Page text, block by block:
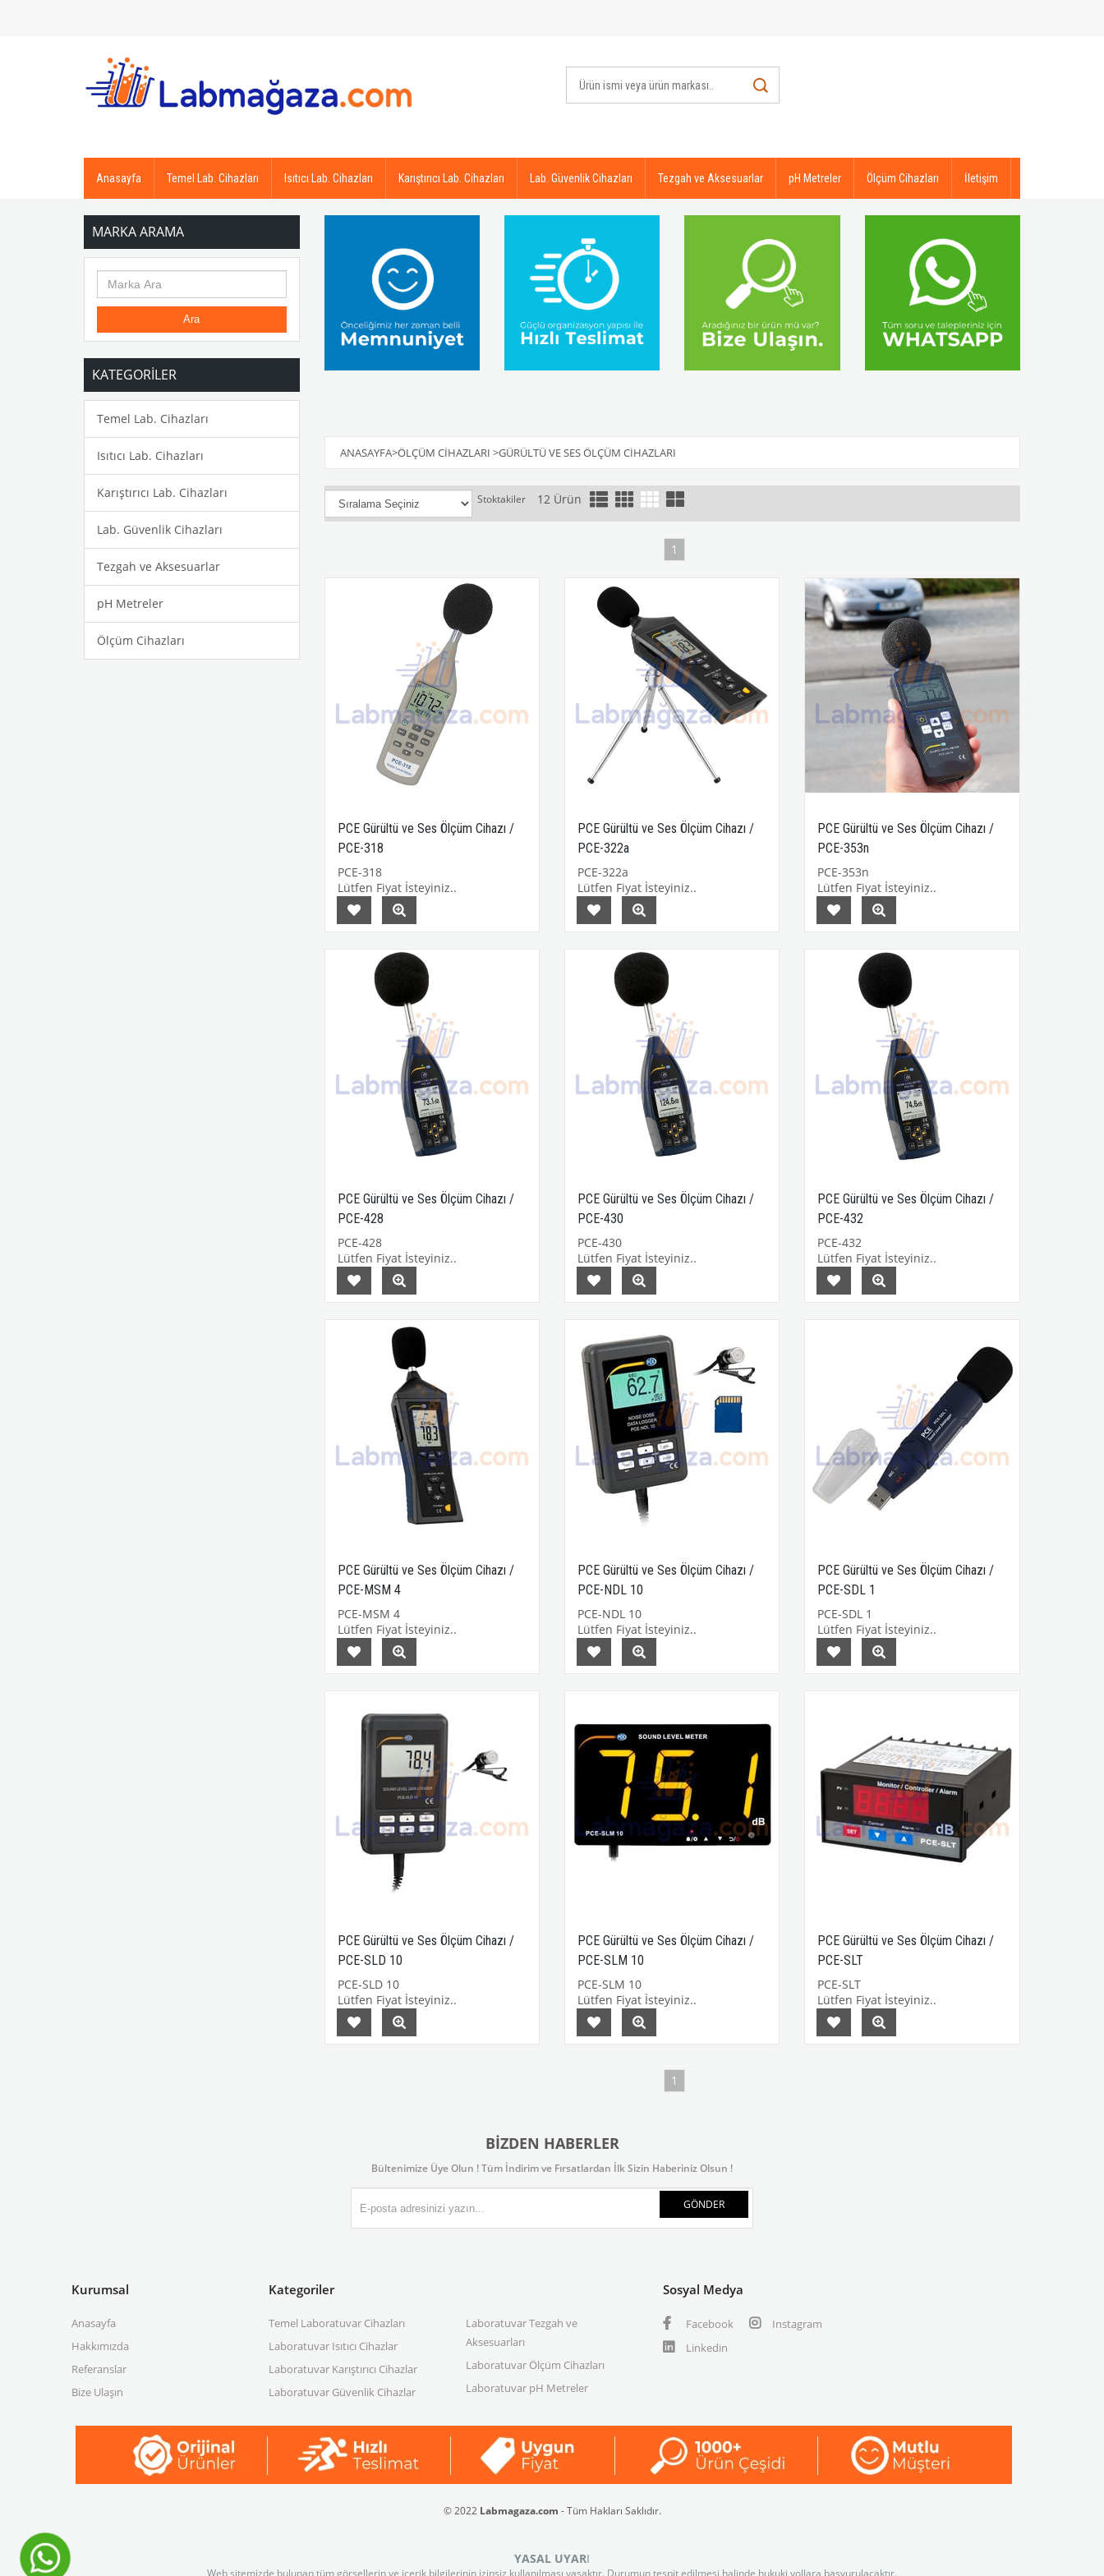
Anasayfa Temel Lab. Cihazları Isıtıcı Lab. Cihazları Karıştırıcı Lab. Cihazları Lab. Güvenlik Cihazları Tezgah ve Aksesuarlar pH Metreler Ölçüm Cihazları İletişim
MARKA ARAMA
Ara
KATEGORİLER
Temel Lab. Cihazları
Isıtıcı Lab. Cihazları
Karıştırıcı Lab. Cihazları
Lab. Güvenlik Cihazları
Tezgah ve Aksesuarlar
pH Metreler
Ölçüm Cihazları
ANASAYFA>ÖLÇÜM CIHAZLARI >GÜRÜLTÜ VE SES ÖLÇÜM CIHAZLARI
Stoktakiler 12 Ürün
1
PCE Gürültü ve Ses Ölçüm Cihazı /
PCE-318
PCE-318
Lütfen Fiyat İsteyiniz..
PCE Gürültü ve Ses Ölçüm Cihazı /
PCE-322a
PCE-322a
Lütfen Fiyat İsteyiniz..
PCE Gürültü ve Ses Ölçüm Cihazı /
PCE-353n
PCE-353n
Lütfen Fiyat İsteyiniz..
PCE Gürültü ve Ses Ölçüm Cihazı /
PCE-428
PCE-428
Lütfen Fiyat İsteyiniz..
PCE Gürültü ve Ses Ölçüm Cihazı /
PCE-430
PCE-430
Lütfen Fiyat İsteyiniz..
PCE Gürültü ve Ses Ölçüm Cihazı /
PCE-432
PCE-432
Lütfen Fiyat İsteyiniz..
PCE Gürültü ve Ses Ölçüm Cihazı /
PCE-MSM 4
PCE-MSM 4
Lütfen Fiyat İsteyiniz..
PCE Gürültü ve Ses Ölçüm Cihazı /
PCE-NDL 10
PCE-NDL 10
Lütfen Fiyat İsteyiniz..
PCE Gürültü ve Ses Ölçüm Cihazı /
PCE-SDL 1
PCE-SDL 1
Lütfen Fiyat İsteyiniz..
PCE Gürültü ve Ses Ölçüm Cihazı /
PCE-SLD 10
PCE-SLD 10
Lütfen Fiyat İsteyiniz..
PCE Gürültü ve Ses Ölçüm Cihazı /
PCE-SLM 10
PCE-SLM 10
Lütfen Fiyat İsteyiniz..
PCE Gürültü ve Ses Ölçüm Cihazı /
PCE-SLT
PCE-SLT
Lütfen Fiyat İsteyiniz..
1
BIZDEN HABERLER
Bültenimize Üye Olun ! Tüm İndirim ve Fırsatlardan İlk Sizin Haberiniz Olsun !
GÖNDER
Kurumsal
Anasayfa
Hakkımızda
Referanslar
Bize Ulaşın
Kategoriler
Temel Laboratuvar Cihazları
Laboratuvar Isıtıcı Cihazlar
Laboratuvar Karıştırıcı Cihazlar
Laboratuvar Güvenlik Cihazlar
Laboratuvar Tezgah ve
Aksesuarları
Laboratuvar Ölçüm Cihazları
Laboratuvar pH Metreler
Sosyal Medya
Facebook
Instagram
Linkedin
© 2022 Labmagaza.com - Tüm Hakları Saklıdır.
YASAL UYARI